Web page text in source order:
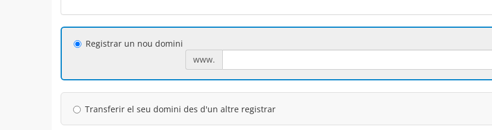
Registrar un nou domini
www.
Transferir el seu domini des d'un altre registrar